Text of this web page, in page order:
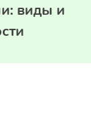
виды и